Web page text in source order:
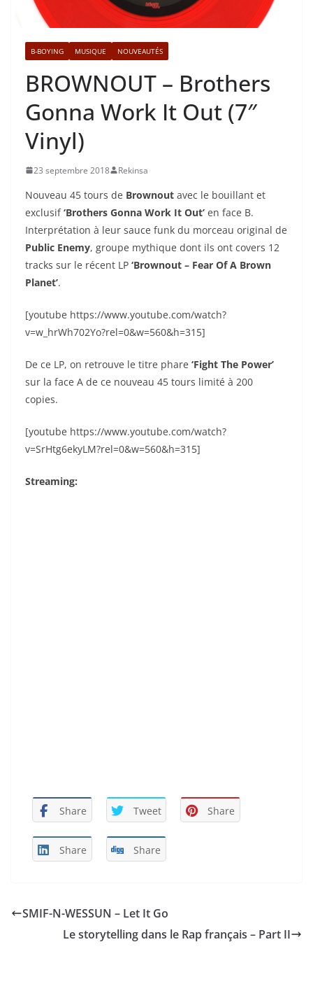
B-BOYING MUSIQUE NOUVEAUTÉS
BROWNOUT – Brothers
Gonna Work It Out (7″
Vinyl)
23 septembre 2018 Rekinsa
Nouveau 45 tours de Brownout avec le bouillant et
exclusif‘Brothers Gonna Work It Out’ en face B.
Interprétation à leur sauce funk du morceau original de
Public Enemy, groupe mythique dont ils ont covers 12
tracks sur le récent LP ‘Brownout – Fear Of A Brown
Planet’.
[youtube https://www.youtube.com/watch?
v=w_hrWh702Yo?rel=0&w=560&h=315]
De ce LP, on retrouve le titre phare ‘Fight The Power’
sur la face A de ce nouveau 45 tours limité à 200
copies.
[youtube https://www.youtube.com/watch?
v=SrHtg6ekyLM?rel=0&w=560&h=315]
Streaming:
Share Tweet Share
Share Share
SMIF-N-WESSUN – Let It Go
Le storytelling dans le Rap français – Part II